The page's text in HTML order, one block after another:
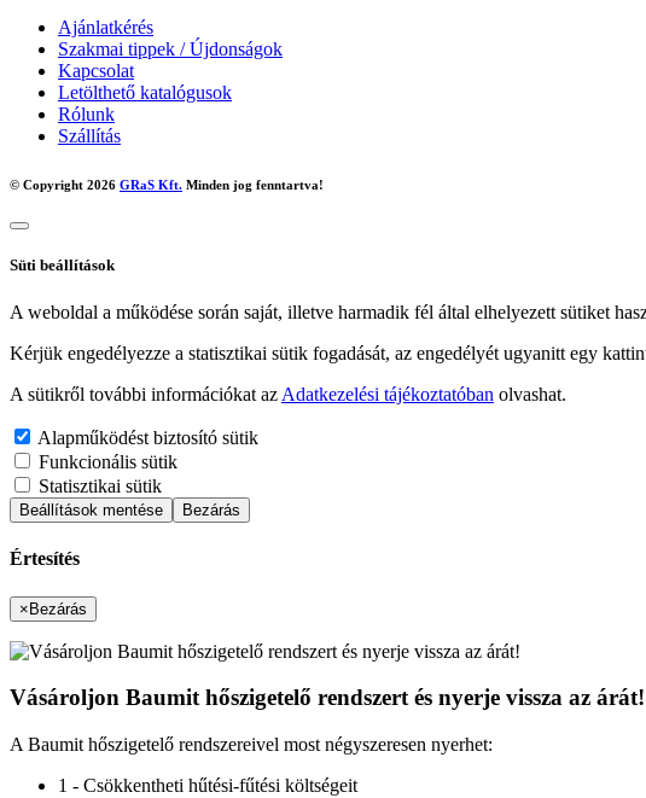
Ajánlatkérés
Szakmai tippek / Újdonságok
Kapcsolat
Letölthető katalógusok
Rólunk
Szállítás
© Copyright 2026 GRaS Kft. Minden jog fenntartva!
Süti beállítások
A weboldal a működése során saját, illetve harmadik fél által elhelyezett sütiket
Kérjük engedélyezze a statisztikai sütik fogadását, az engedélyét ugyanitt egy
A sütikről további információkat az Adatkezelési tájékoztatóban olvashat.
Alapműködést biztosító sütik
Funkcionális sütik
Statisztikai sütik
Beállítások mentése Bezárás
Értesítés
× Bezárás
Vásároljon Baumit hőszigetelő rendszert és nyerje vissza az árát!
A Baumit hőszigetelő rendszereivel most négyszeresen nyerhet:
1 - Csökkentheti hűtési-fűtési költségeit